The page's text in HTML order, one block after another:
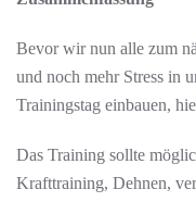
Bevor wir nun alle zum
und noch mehr Stress in
Trainingstag einbauen,
Das Training sollte
Krafttraining, Dehnen,